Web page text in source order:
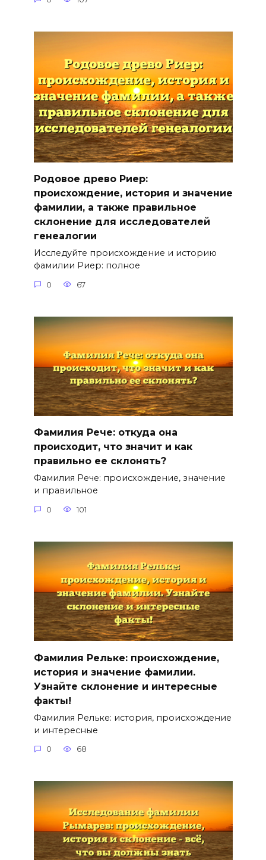
Родовое древо Риер:
происхождение, история и значение
фамилии, а также правильное
склонение для исследователей
генеалогии
Исследуйте происхождение и историю
фамилии Риер: полное
0 67
Фамилия Рече: откуда она
происходит, что значит и как
правильно ее склонять?
Фамилия Рече: происхождение, значение
и правильное
0 101
Фамилия Рельке: происхождение,
история и значение фамилии.
Узнайте склонение и интересные
факты!
Фамилия Рельке: история, происхождение
и интересные
0 68